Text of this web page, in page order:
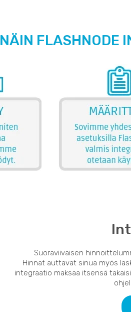
NÄIN FLASHNODE
Suoraviivaisen
Hinnat auttavat sinua myös
integraatio maksaa itsensä